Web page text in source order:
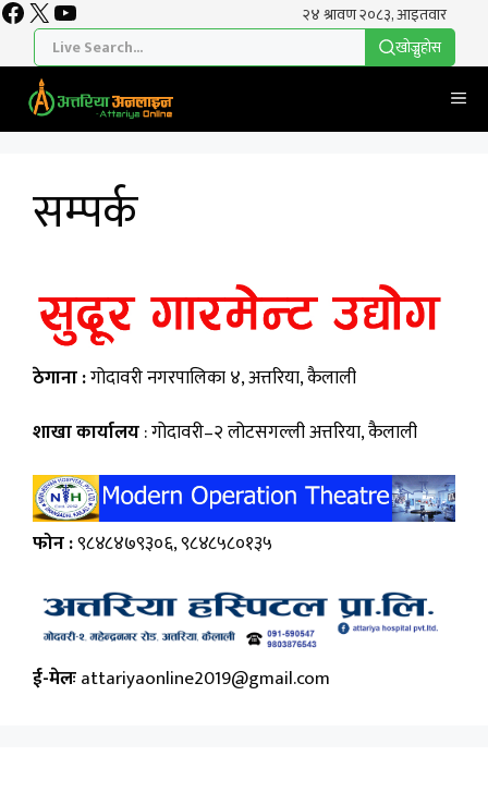
Skip
content
Facebook
X YouTube
खाेज्नुहाेस
सम्पर्क
ठेगाना :गोदावरी नगरपालिका ४, अत्तरिया, कैलाली
शाखा कार्यालय: गोदावरी–२ लोटसगल्ली अत्तरिया, कैलाली
फोन :९८४८४७९३०६, ९८४८५८०१३५
ई-मेलःattariyaonline2019@gmail.com